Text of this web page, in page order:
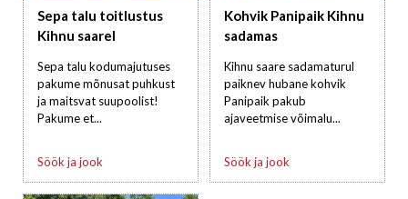
Sepa talu toitlustus
Kihnu saarel
Sepa talu kodumajutuses
pakume mõnusat puhkust
ja maitsvat suupoolist!
Pakume et...
Söök ja jook
Kohvik Panipaik Kihnu
sadamas
Kihnu saare sadamaturul
paiknev hubane kohvik
Panipaik pakub
ajaveetmise võimalu...
Söök ja jook